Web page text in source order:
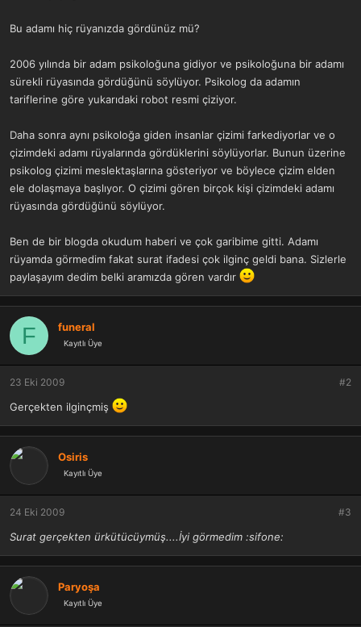
t
h
Bu adamı hiç rüyanızda gördünüz mü?
2006 yılında bir adam psikoloğuna gidiyor ve psikoloğuna bir adamı
sürekli rüyasında gördüğünü söylüyor. Psikolog da adamın
tariflerine göre yukarıdaki robot resmi çiziyor.
Daha sonra aynı psikoloğa giden insanlar çizimi farkediyorlar ve o
çizimdeki adamı rüyalarında gördüklerini söylüyorlar. Bunun üzerine
psikolog çizimi meslektaşlarına gösteriyor ve böylece çizim elden
ele dolaşmaya başlıyor. O çizimi gören birçok kişi çizimdeki adamı
rüyasında gördüğünü söylüyor.
Ben de bir blogda okudum haberi ve çok garibime gitti. Adamı
rüyamda görmedim fakat surat ifadesi çok ilginç geldi bana. Sizlerle
paylaşayım dedim belki aramızda gören vardır
F funeral
Kayıtlı Üye
23 Eki 2009 #2
Gerçekten ilginçmiş
Osiris
Kayıtlı Üye
24 Eki 2009 #3
Surat gerçekten ürkütücüymüş....İyi görmedim :sifone:
Paryoşa
Kayıtlı Üye